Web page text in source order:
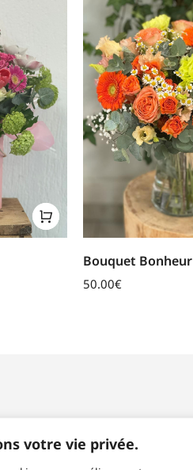
votre vie privée.
Bouquet Bonheur
50.00€